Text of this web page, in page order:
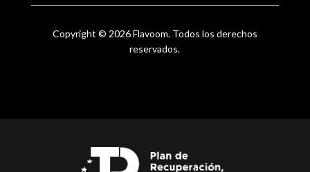
Copyright © 2026 Flavoom. Todos los derechos
reservados.